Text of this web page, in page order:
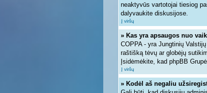
neaktyvūs vartotojai tiesiog
dalyvaukite diskusijose.
Į viršų
» Kas yra apsaugos nuo
COPPA - yra Jungtinių
raštišką tėvų ar globėjų
Įsidėmėkite, kad phpBB
Į viršų
» Kodėl aš negaliu